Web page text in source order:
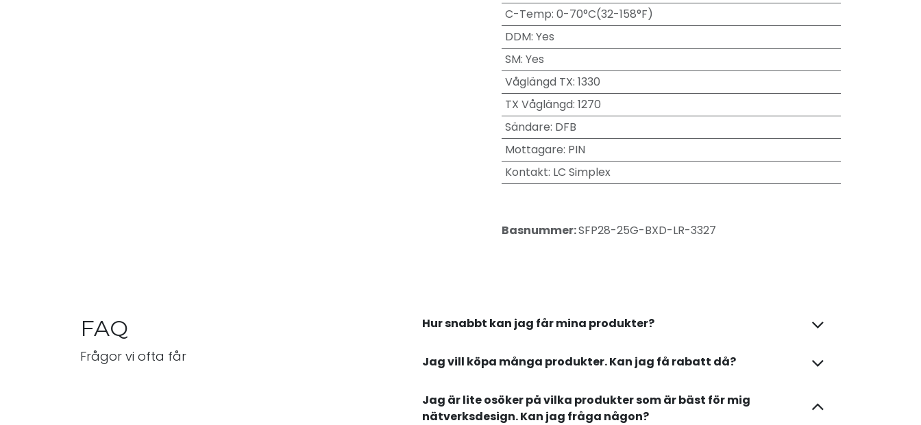
C-Temp: 0-70°C(32-158°F)
DDM: Yes
SM: Yes
Våglängd TX: 1330
TX Våglängd: 1270
Sändare: DFB
Mottagare: PIN
Kontakt: LC Simplex
Basnummer:SFP28-25G-BXD-LR-3327
FAQ
Frågor vi ofta får
Hur snabbt kan jag får mina produkter?
Jag vill köpa många produkter. Kan jag få rabatt då?
Jag är lite osöker på vilka produkter som är bäst för mig
nätverksdesign. Kan jag fråga någon?